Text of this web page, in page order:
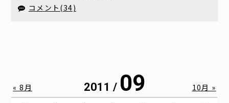
コメント(34)
2011 / 09
« 8月 10月 »